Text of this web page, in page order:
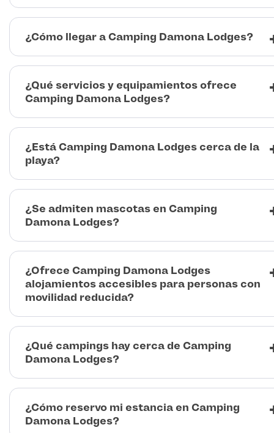
¿Cómo llegar a Camping Damona Lodges?
¿Qué servicios y equipamientos ofrece
Camping Damona Lodges?
¿Está Camping Damona Lodges cerca de la
playa?
¿Se admiten mascotas en Camping
Damona Lodges?
¿Ofrece Camping Damona Lodges
alojamientos accesibles para personas con
movilidad reducida?
¿Qué campings hay cerca de Camping
Damona Lodges?
¿Cómo reservo mi estancia en Camping
Damona Lodges?